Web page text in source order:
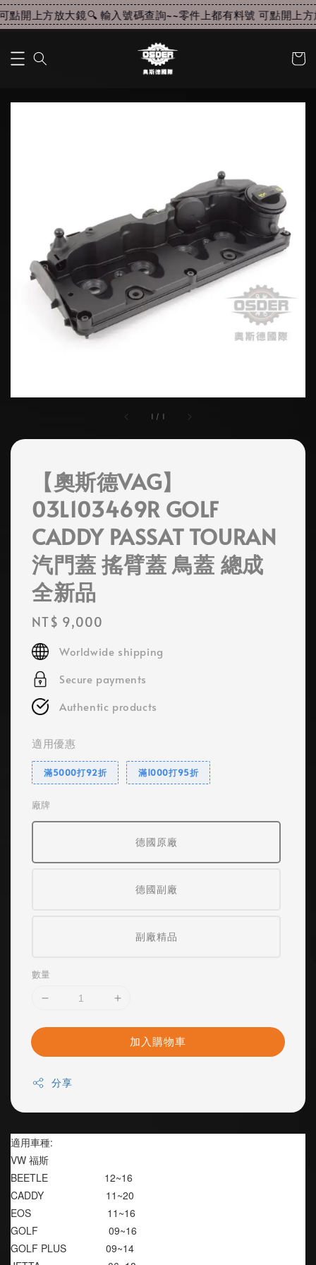
開上方放大鏡🔍 輸入號碼查詢~~零件上都有料號 可點開上方
1 / 1
【奧斯德VAG】
03L103469R GOLF
CADDY PASSAT TOURAN
汽門蓋 搖臂蓋 鳥蓋 總成
全新品
Regular
price
NT$ 9,000
Worldwide shipping
Secure payments
Authentic products
適用優惠
滿5000打92折 滿1000打95折
廠牌
德國原廠
德國副廠
副廠精品
數量
加入購物車
分享
適用車種:
VW 福斯
BEETLE                    12~16
CADDY                      11~20
EOS                           11~16
GOLF                         09~16
GOLF PLUS              09~14